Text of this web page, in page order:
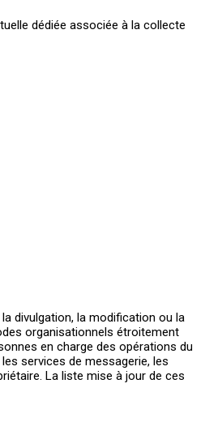
dédiée associée à la collecte
divulgation, la modification ou la
organisationnels étroitement
en charge des opérations du
services de messagerie, les
La liste mise à jour de ces